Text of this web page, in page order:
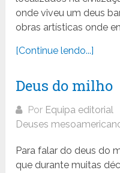
onde viveu um deus
obras artísticas onde
[Continue lendo...]
Deus do milho
Por Equipa editorial
Deuses
Para falar do deus do
que durante muitas